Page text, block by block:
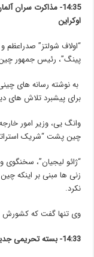
14:35- مذاکرت سران
اوکراین
“اولاف شولتز” صدراعظم
پینگ”، رئیس جمهور چین
به نوشته رسانه های
برای پیشبرد تلاش های
وانگ یی، وزیر امور
چین پشت “شریک
“ژائو لیجیان”، سخنگوی
زنی ها مبنی بر اینکه
نکرد.
وی تنها گفت که کشورش
14:33- بسته تحریمی جدید اروپا علیه روسیه و بلاروس